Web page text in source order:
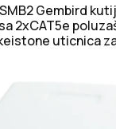
Gembird
2xCAT5e
uticnica